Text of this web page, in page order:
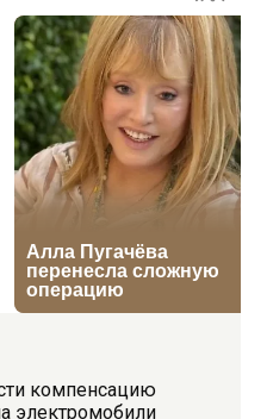
компенсацию
электромобили